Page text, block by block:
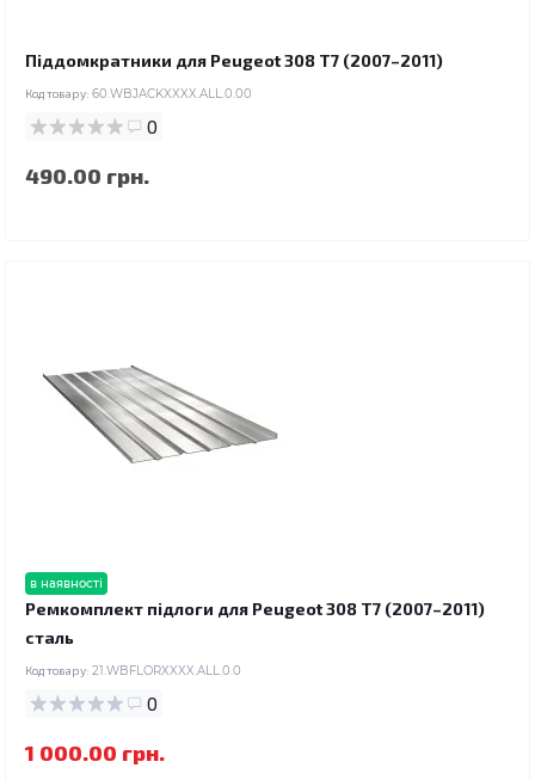
Піддомкратники для Peugeot 308 T7 (2007–2011)
Код товару: 60.WBJACKXXXX.ALL.0.00
0
490.00 грн.
в наявності
Ремкомплект підлоги для Peugeot 308 T7 (2007–2011)
сталь
Код товару: 21.WBFLORXXXX.ALL.0.0
0
1 000.00 грн.